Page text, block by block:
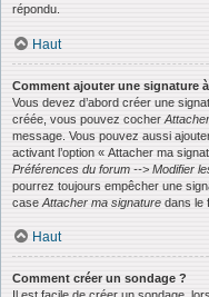
répondu.
Haut
Comment ajouter une signature
Vous devez d’abord créer une
créée, vous pouvez cocher
message. Vous pouvez aussi
activant l’option « Attacher ma
Préférences du forum --> Modifier
pourrez toujours empêcher une
case Attacher ma signature dans le
Haut
Comment créer un sondage ?